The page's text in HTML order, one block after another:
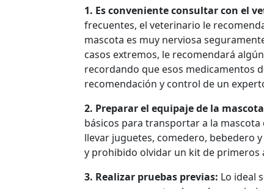
1. Es conveniente consultar con el
frecuentes, el veterinario le
mascota es muy nerviosa
casos extremos, le recomendará
recordando que esos medicamentos
recomendación y control de un
2. Preparar el equipaje de la
básicos para transportar a la
llevar juguetes, comedero, bebedero
y prohibido olvidar un kit de primeros
3. Realizar pruebas previas: Lo ideal